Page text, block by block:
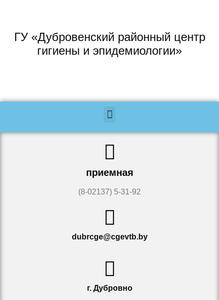
ГУ «Дубровенский районный центр
гигиены и эпидемиологии»
приемная
(8-02137) 5-31-92
dubrcge@cgevtb.by
г. Дубровно